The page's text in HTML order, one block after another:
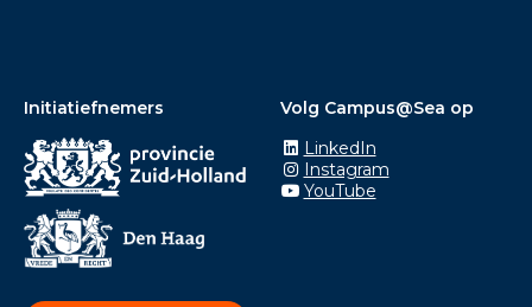
Initiatiefnemers
Volg Campus@Sea op
LinkedIn
Instagram
YouTube